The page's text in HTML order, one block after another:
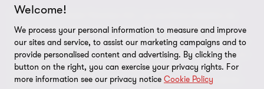
© Salles Sainz Grant Thornton S.C., es una firma miembro de
Grant Thornton International Ltd (GTIL). GTIL y sus firmas
miembro no forman una sociedad internacional, los servicios son
prestados por las firmas miembro. GTIL y sus firmas miembro no
se representan ni obligan entre si y no son responsables de los
actos u omisiones de las demás. Grant Thornton es una de las
Welcome!
We process your personal information to measure and improve
our sites and service, to assist our marketing campaigns and to
provide personalised content and advertising. By clicking the
button on the right, you can exercise your privacy rights. For
more information see our privacy notice Cookie Policy